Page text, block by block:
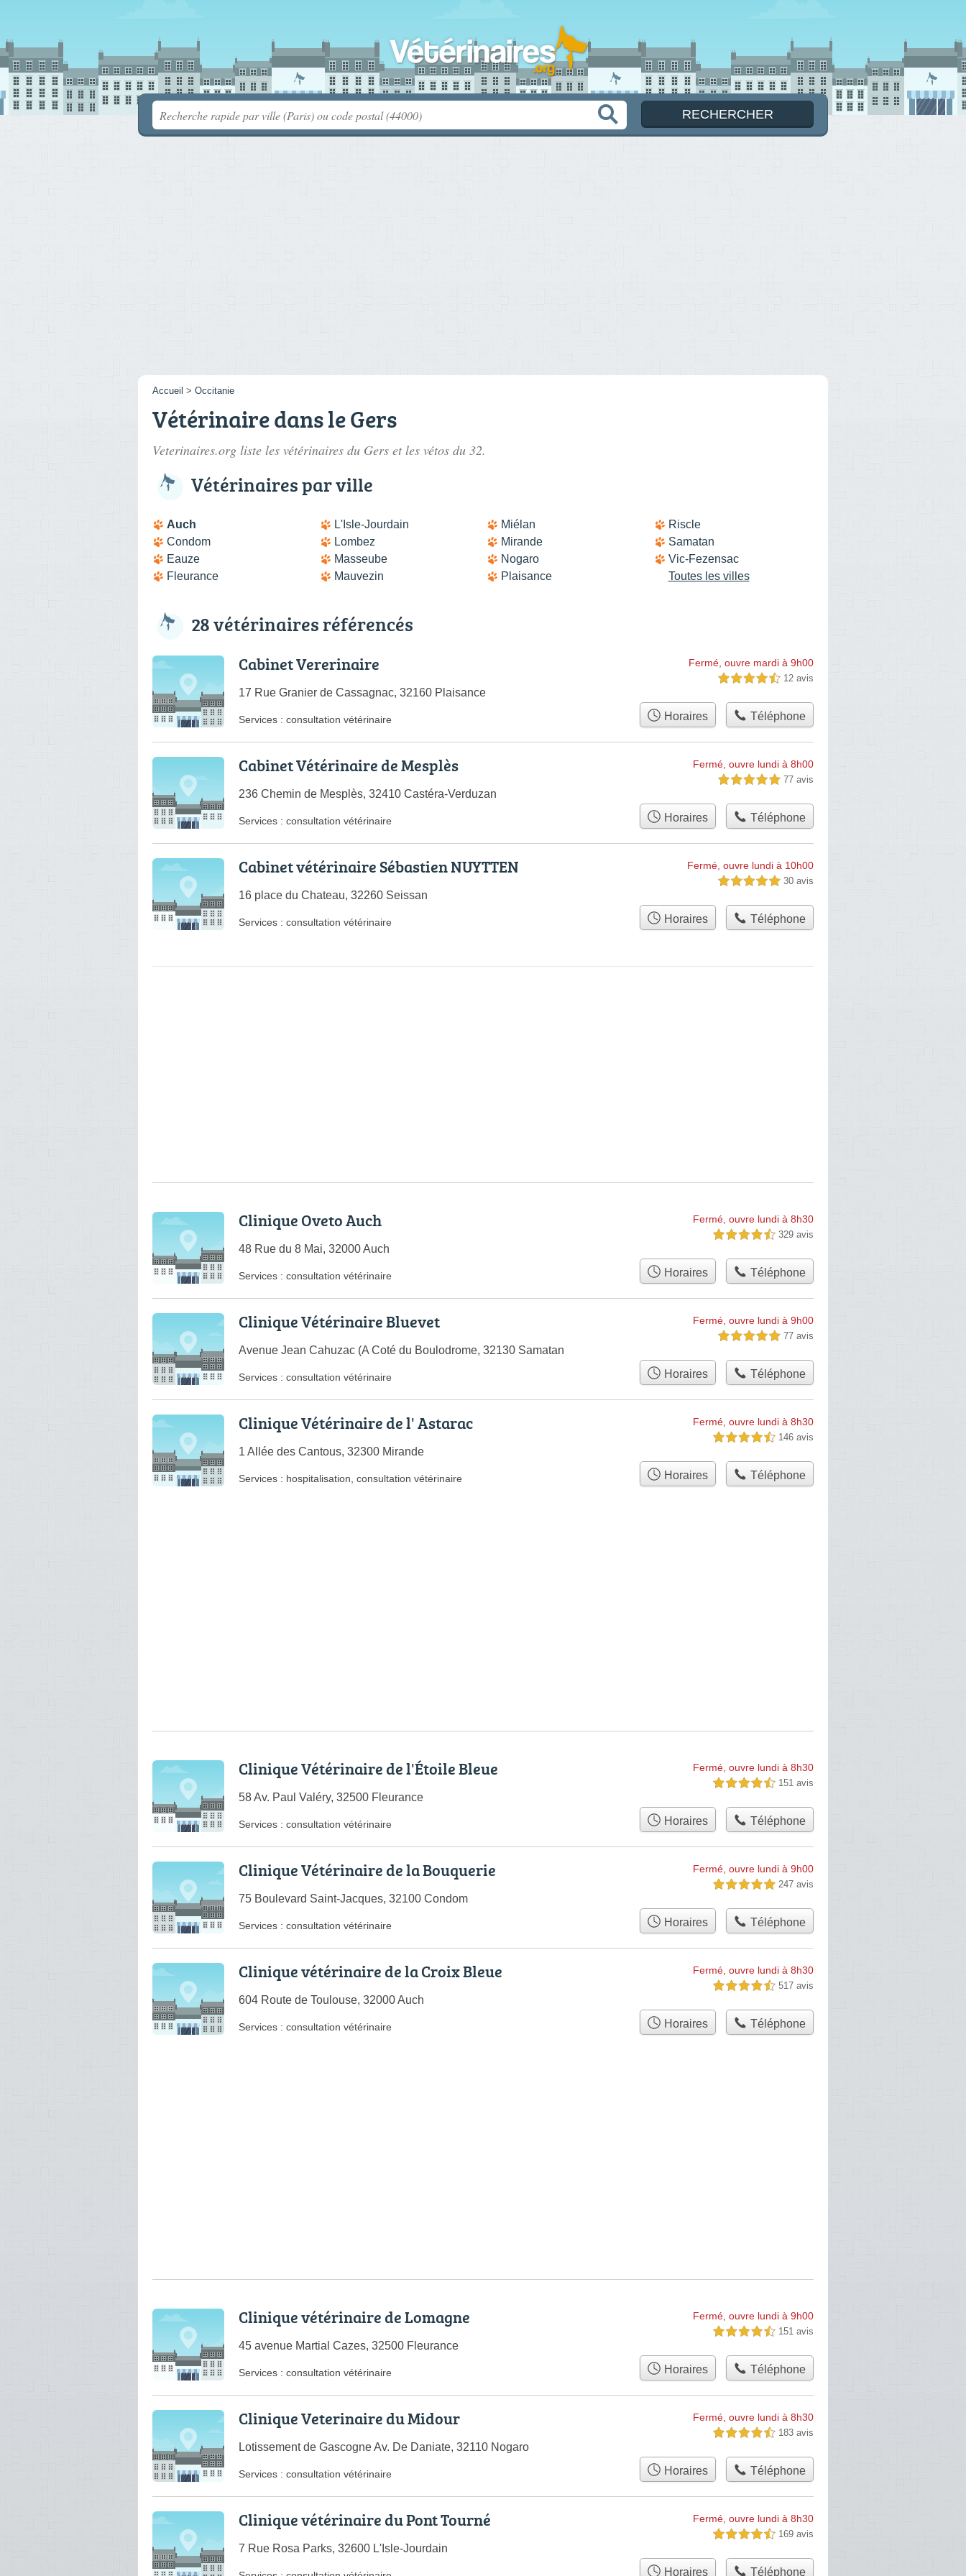
Accueil > Occitanie
Vétérinaire dans le Gers
Veterinaires.org liste les vétérinaires du Gers et les vétos du 32.
Vétérinaires par ville
Auch
Condom
Eauze
Fleurance
L'Isle-Jourdain
Lombez
Masseube
Mauvezin
Miélan
Mirande
Nogaro
Plaisance
Riscle
Samatan
Vic-Fezensac
Toutes les villes
28 vétérinaires référencés
Cabinet Vererinaire
17 Rue Granier de Cassagnac, 32160 Plaisance
Fermé, ouvre mardi à 9h00
4,5 étoiles sur 5 12 avis
Services : consultation vétérinaire Horaires Téléphone
Cabinet Vétérinaire de Mesplès
236 Chemin de Mesplès, 32410 Castéra-Verduzan
Fermé, ouvre lundi à 8h00
5,0 étoiles sur 5 77 avis
Services : consultation vétérinaire Horaires Téléphone
Cabinet vétérinaire Sébastien NUYTTEN
16 place du Chateau, 32260 Seissan
Fermé, ouvre lundi à 10h00
5,0 étoiles sur 5 30 avis
Services : consultation vétérinaire Horaires Téléphone
Clinique Oveto Auch
48 Rue du 8 Mai, 32000 Auch
Fermé, ouvre lundi à 8h30
4,5 étoiles sur 5 329 avis
Services : consultation vétérinaire Horaires Téléphone
Clinique Vétérinaire Bluevet
Avenue Jean Cahuzac (A Coté du Boulodrome, 32130 Samatan
Fermé, ouvre lundi à 9h00
5,0 étoiles sur 5 77 avis
Services : consultation vétérinaire Horaires Téléphone
Clinique Vétérinaire de l' Astarac
1 Allée des Cantous, 32300 Mirande
Fermé, ouvre lundi à 8h30
4,5 étoiles sur 5 146 avis
Services : hospitalisation consultation vétérinaire Horaires Téléphone
Clinique Vétérinaire de l'Étoile Bleue
58 Av. Paul Valéry, 32500 Fleurance
Fermé, ouvre lundi à 8h30
4,5 étoiles sur 5 151 avis
Services : consultation vétérinaire Horaires Téléphone
Clinique Vétérinaire de la Bouquerie
75 Boulevard Saint-Jacques, 32100 Condom
Fermé, ouvre lundi à 9h00
5,0 étoiles sur 5 247 avis
Services : consultation vétérinaire Horaires Téléphone
Clinique vétérinaire de la Croix Bleue
604 Route de Toulouse, 32000 Auch
Fermé, ouvre lundi à 8h30
4,5 étoiles sur 5 517 avis
Services : consultation vétérinaire Horaires Téléphone
Clinique vétérinaire de Lomagne
45 avenue Martial Cazes, 32500 Fleurance
Fermé, ouvre lundi à 9h00
4,5 étoiles sur 5 151 avis
Services : consultation vétérinaire Horaires Téléphone
Clinique Veterinaire du Midour
Lotissement de Gascogne Av. De Daniate, 32110 Nogaro
Fermé, ouvre lundi à 8h30
4,5 étoiles sur 5 183 avis
Services : consultation vétérinaire Horaires Téléphone
Clinique vétérinaire du Pont Tourné
7 Rue Rosa Parks, 32600 L'Isle-Jourdain
Fermé, ouvre lundi à 8h30
4,5 étoiles sur 5 169 avis
Horaires Téléphone